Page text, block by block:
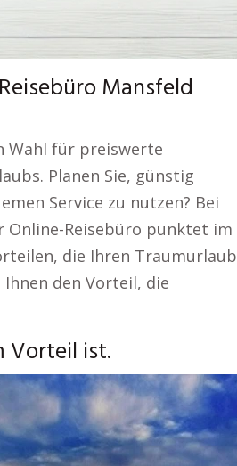
Mansfeld
Wahl für preiswerte
Planen Sie, günstig
Service zu nutzen? Bei
Online-Reisebüro punktet im
die Ihren Traumurlaub
den Vorteil, die
Vorteil ist.